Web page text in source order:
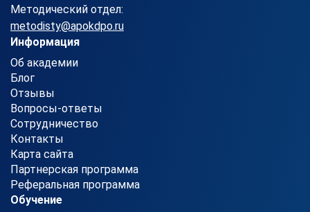
Методический отдел:
metodisty@apokdpo.ru
Информация
Об академии
Блог
Отзывы
Вопросы-ответы
Сотрудничество
Контакты
Карта сайта
Партнерская программа
Реферальная программа
Обучение